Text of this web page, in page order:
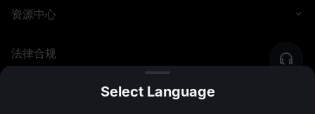
资源中心
法律合规
Select Language